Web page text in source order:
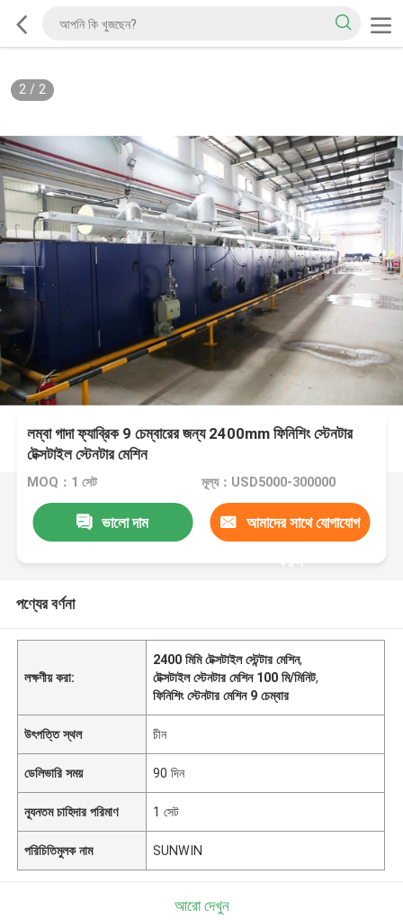
2/ 2
লম্বা গাদা ফ্যাব্রিক 9 চেম্বারের জন্য 2400mm ফিনিশিং স্টেনটার
টেক্সটাইল স্টেনটার মেশিন
MOQ：1 সেট মূল্য：USD5000-300000
ভালো দাম আমাদের সাথে যোগাযোগ
করুন
পণ্যের বর্ণনা
লক্ষণীয় করা:
2400 মিমি টেক্সটাইল স্টেন্টার মেশিন,
টেক্সটাইল স্টেনটার মেশিন 100 মি/মিনিট,
ফিনিশিং স্টেনটার মেশিন 9 চেম্বার
উৎপত্তি স্থল চীন
ডেলিভারি সময় 90 দিন
ন্যূনতম চাহিদার পরিমাণ 1 সেট
পরিচিতিমুলক নাম SUNWIN
আরো দেখুন